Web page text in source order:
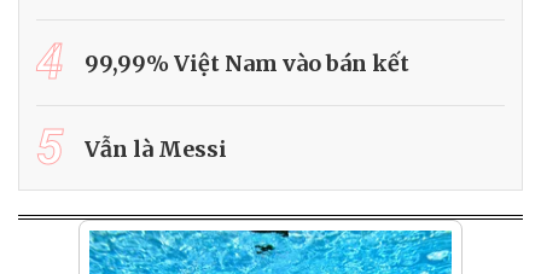
4 99,99% Việt Nam vào bán kết
5 Vẫn là Messi